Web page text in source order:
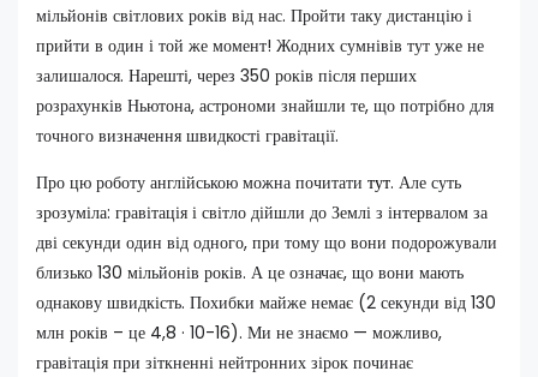
мільйонів світлових років від нас. Пройти таку дистанцію і
прийти в один і той же момент! Жодних сумнівів тут уже не
залишалося. Нарешті, через 350 років після перших
розрахунків Ньютона, астрономи знайшли те, що потрібно для
точного визначення швидкості гравітації.
Про цю роботу англійською можна почитати тут. Але суть
зрозуміла: гравітація і світло дійшли до Землі з інтервалом за
дві секунди один від одного, при тому що вони подорожували
близько 130 мільйонів років. А це означає, що вони мають
однакову швидкість. Похибки майже немає (2 секунди від 130
млн років – це 4,8 · 10-16). Ми не знаємо — можливо,
гравітація при зіткненні нейтронних зірок починає